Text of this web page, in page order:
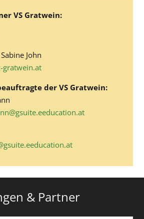
VS Gratwein:
John
gratwein.at
der VS Gratwein:
& Partner